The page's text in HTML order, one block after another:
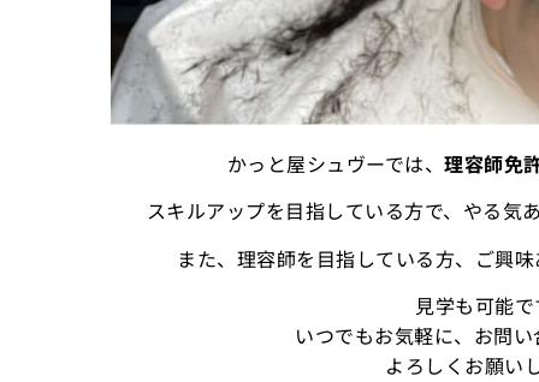
かっと屋シュヴーでは、理容師免
スキルアップを目指している方で、やる
また、理容師を目指している方、ご興
見学も可能で
いつでもお気軽に、お問
よろしくお願い